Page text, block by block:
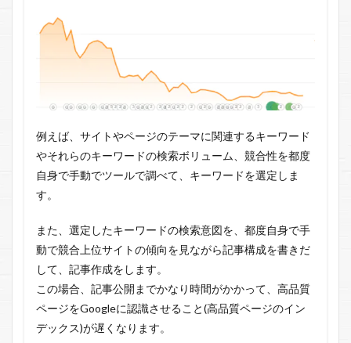
例えば、サイトやページのテーマに関連するキーワード
やそれらのキーワードの検索ボリューム、競合性を都度
自身で手動でツールで調べて、キーワードを選定しま
す。
また、選定したキーワードの検索意図を、都度自身で手
動で競合上位サイトの傾向を見ながら記事構成を書きだ
して、記事作成をします。
この場合、記事公開までかなり時間がかかって、高品質
ページをGoogleに認識させること(高品質ページのイン
デックス)が遅くなります。